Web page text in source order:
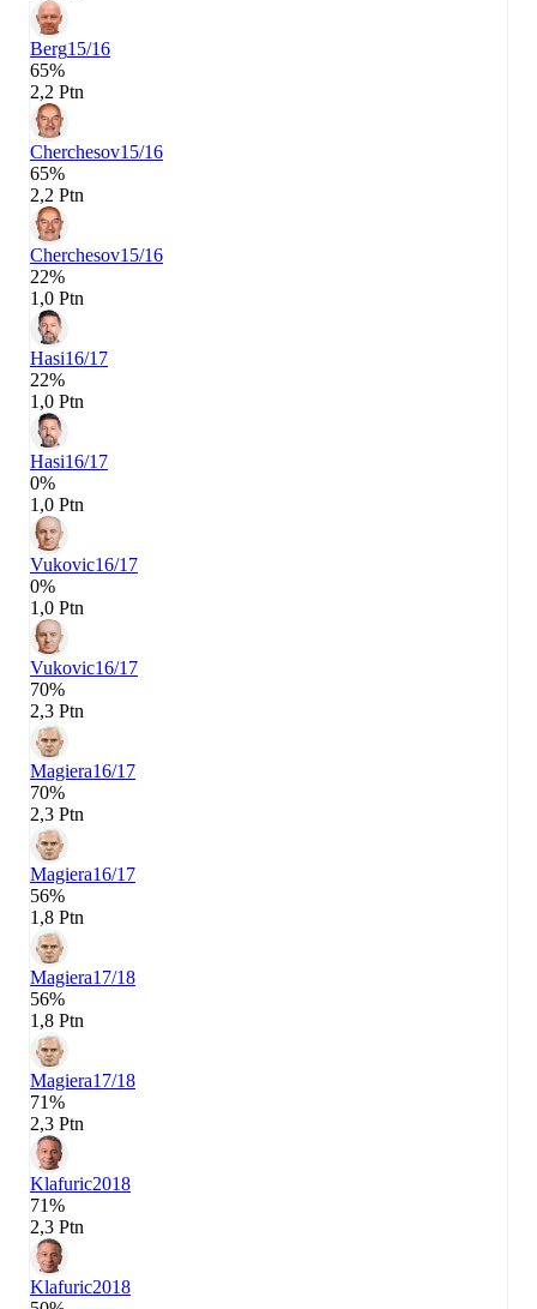
Berg15/16
65%
2,2 Ptn
Cherchesov15/16
65%
2,2 Ptn
Cherchesov15/16
22%
1,0 Ptn
Hasi16/17
22%
1,0 Ptn
Hasi16/17
0%
1,0 Ptn
Vukovic16/17
0%
1,0 Ptn
Vukovic16/17
70%
2,3 Ptn
Magiera16/17
70%
2,3 Ptn
Magiera16/17
56%
1,8 Ptn
Magiera17/18
56%
1,8 Ptn
Magiera17/18
71%
2,3 Ptn
Klafuric2018
71%
2,3 Ptn
Klafuric2018